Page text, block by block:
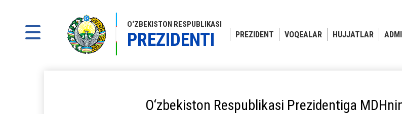
O‘ZBEKISTON RESPUBLIKASI
PREZIDENTI PREZIDENT VOQEALAR HUJJATLAR
O‘zbekiston Respublikasi Prezidentiga